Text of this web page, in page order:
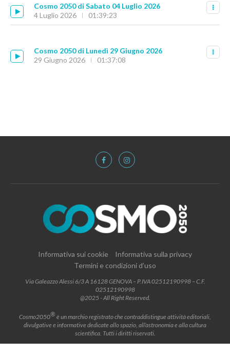
Cosmo 2050 di Sabato 04 Luglio 2026
4 Luglio 2026
01:39:23
Cosmo 2050 di Lunedì 29 Giugno 2026
29 Giugno 2026
01:37:08
Informativa sui cookie
Informativa sulla privacy
Termini e condizioni d’uso
Via Galeazzo Alessi 6/3 A 16128 GENOVA – P.IVA 02512190998 – C.F.
02512190998
@2025 - All Right Reserved.
Cosmo2050®è un marchio registrato che contraddistingue attività editoriali,
divulgative e informative dedicate allo spazio, all’astronomia e alla cultura
scientifica. Tutti i diritti riservati.